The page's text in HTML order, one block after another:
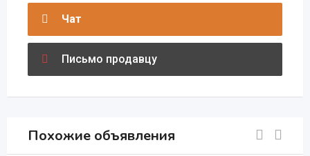
Чат
Письмо продавцу
Похожие объявления